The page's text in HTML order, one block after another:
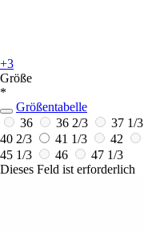
+3
Größe
*
Größentabelle
36
36 2/3 37 1/3
40 2/3
41 1/3 42
45 1/3
46
47 1/3
Dieses Feld ist erforderlich